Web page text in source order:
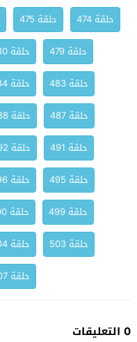
حلقة 474
حلقة 475
حلقة 479
حلقة 480
حلقة 483
حلقة 484
حلقة 487
حلقة 488
حلقة 491
حلقة 492
حلقة 495
حلقة 496
حلقة 499
حلقة 500
حلقة 503
حلقة 504
حلقة 507
0 التعليقات